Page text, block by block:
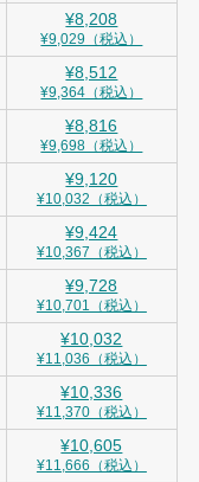
¥8,208
¥9,029（税込）
¥8,512
¥9,364（税込）
¥8,816
¥9,698（税込）
¥9,120
¥10,032（税込）
¥9,424
¥10,367（税込）
¥9,728
¥10,701（税込）
¥10,032
¥11,036（税込）
¥10,336
¥11,370（税込）
¥10,605
¥11,666（税込）